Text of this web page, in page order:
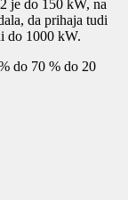
je do 150 kW, na
da prihaja tudi
do 1000 kW.
do 70 % do 20